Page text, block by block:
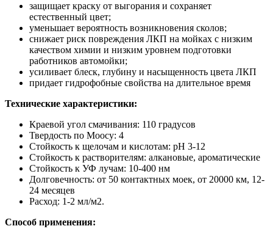
защищает краску от выгорания и сохраняет
естественный цвет;
уменьшает вероятность возникновения сколов;
снижает риск повреждения ЛКП на мойках с низким
качеством химии и низким уровнем подготовки
работников автомойки;
усиливает блеск, глубину и насыщенность цвета ЛКП
придает гидрофобные свойства на длительное время
Технические характеристики:
Краевой угол смачивания: 110 градусов
Твердость по Моосу: 4
Стойкость к щелочам и кислотам: pH 3-12
Стойкость к растворителям: алкановые, ароматические
Стойкость к УФ лучам: 10-400 нм
Долговечность: от 50 контактных моек, от 20000 км, 12-
24 месяцев
Расход: 1-2 мл/м2.
Способ применения: